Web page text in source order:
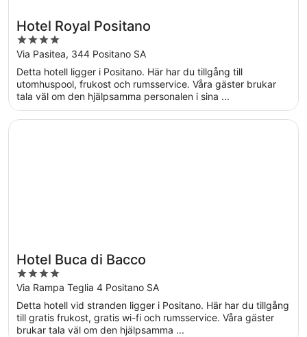
Hotel Royal Positano
4
out
of
5
Via Pasitea, 344 Positano SA
Detta hotell ligger i Positano. Här har du tillgång till
utomhuspool, frukost och rumsservice. Våra gäster brukar
tala väl om den hjälpsamma personalen i sina ...
Hotel Buca di Bacco
4
out
of
5
Via Rampa Teglia 4 Positano SA
Detta hotell vid stranden ligger i Positano. Här har du tillgång
till gratis frukost, gratis wi-fi och rumsservice. Våra gäster
brukar tala väl om den hjälpsamma ...
Öppnas i ett nytt fönster
Hotel Buca di Bacco